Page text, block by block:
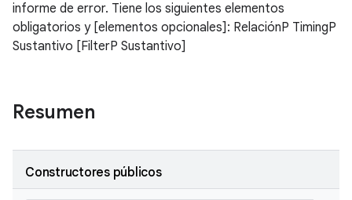
informe de error. Tiene los siguientes elementos
obligatorios y [elementos opcionales]: RelaciónP TimingP
Sustantivo [FilterP Sustantivo]
Resumen
Constructores públicos